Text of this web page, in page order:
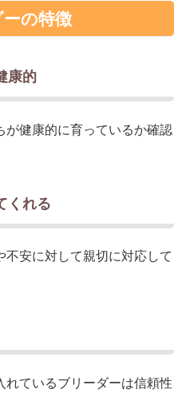
の特徴
康的
が健康的に育っているか確認
くれる
安に対して親切に対応して
れているブリーダーは信頼性